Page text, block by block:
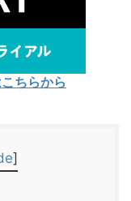
ちらから
]